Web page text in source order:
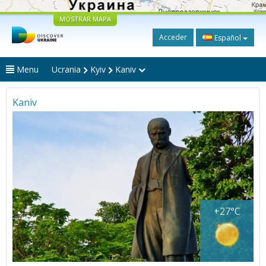
MOSTRAR MAPA
Acceder Español
Menu Ucrania Kyiv Kaniv
Kaniv
+27°C